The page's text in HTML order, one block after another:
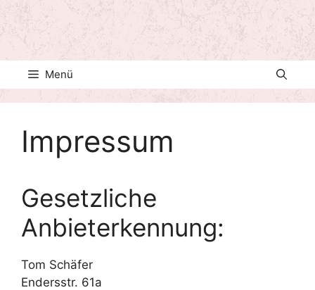
Menü
Impressum
Gesetzliche
Anbieterkennung:
Tom Schäfer
Endersstr. 61a